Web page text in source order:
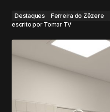
Destaques Ferreira do Zêzere
escrito por Tomar TV